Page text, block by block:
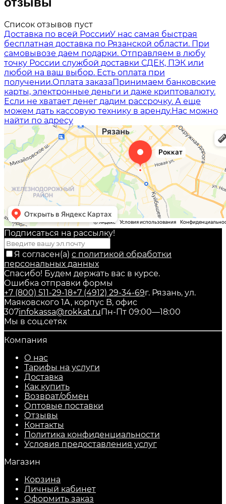
Список отзывов пуст
Доставка по всей РоссииУ нас самая быстрая
бесплатная доставка по Рязанской области. При
самовывозе даем подарки. Отправляем в любу
точку России службой доставки СДЕК, ПЭК или
любой на ваш выбор. Есть оплата при
получении.Оплата заказаПринимаем банковские
карты, электронные деньги и даже криптовалюту.
Если не хватает денег дадим рассрочку. А еще
можем дать кассовую технику в аренду.Нас можно
найти по адресу
Подписаться на рассылкy!
Я согласен(a) с политикой обработки
персональных данных
Спасибо! Будем держать вас в курсе.
Ошибка отправки формы
+7 (800) 511-29-18+7 (4912) 29-34-69г. Рязань, ул.
Маяковского 1А, корпус B, офис
307infokassa@rokkat.ruПн-Пт 09:00—18:00
Мы в соц.сетях
Компания
О нас
Тарифы на услуги
Доставка
Как купить
Возврат/обмен
Оптовые поставки
Отзывы
Контакты
Политика конфиденциальности
Условия предоставления услуг
Магазин
Корзина
Личный кабинет
Оформить заказ